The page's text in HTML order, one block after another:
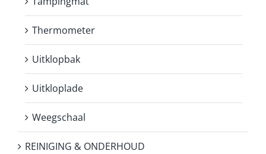
Thermometer
Uitklopbak
Uitkloplade
Weegschaal
REINIGING & ONDERHOUD